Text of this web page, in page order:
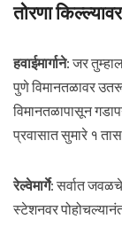
तोरणा
हवाईमार्गाने: जर
पुणे विमानतळावर
विमानतळापासून
प्रवासात सुमारे १
रेल्वेमार्गे: सर्वात
स्टेशनवर